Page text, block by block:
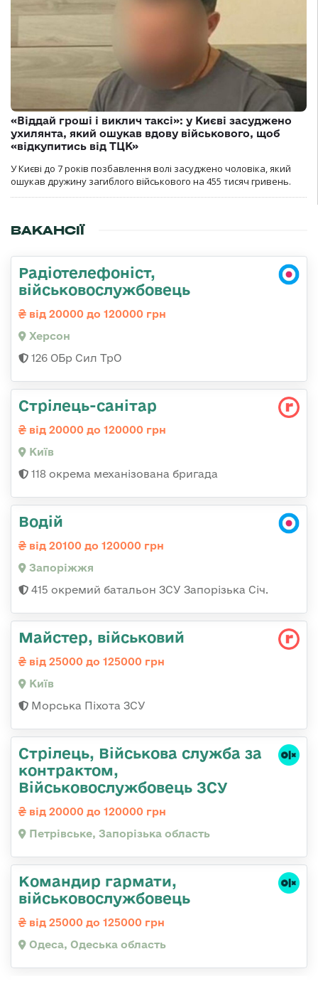
«Віддай гроші і виклич таксі»: у Києві засуджено
ухилянта, який ошукав вдову військового, щоб
«відкупитись від ТЦК»
У Києві до 7 років позбавлення волі засуджено чоловіка, який
ошукав дружину загиблого військового на 455 тисяч гривень.
ВАКАНСІЇ
Радіотелефоніст,
військовослужбовець
від 20000 до 120000 грн
Херсон
126 ОБр Сил ТрО
Стрілець-санітар
від 20000 до 120000 грн
Київ
118 окрема механізована бригада
Водій
від 20100 до 120000 грн
Запоріжжя
415 окремий батальон ЗСУ Запорізька Січ.
Майстеp, військовий
від 25000 до 125000 грн
Київ
Морська Піхота ЗСУ
Стрілець, Військова служба за
контрактом,
Військовослужбовець ЗСУ
від 20000 до 120000 грн
Петрівське, Запорізька область
Командир гаpмати,
військовослужбовець
від 25000 до 125000 грн
Одеса, Одеська область